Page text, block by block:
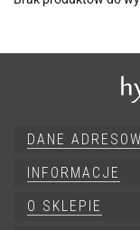
DANE
INFORMACJE
O SKLEPIE